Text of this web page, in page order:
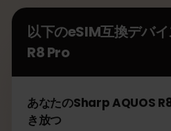
以下のeSIM互換デバイ
R8 Pro
あなたのSharp AQUOS
き放つ